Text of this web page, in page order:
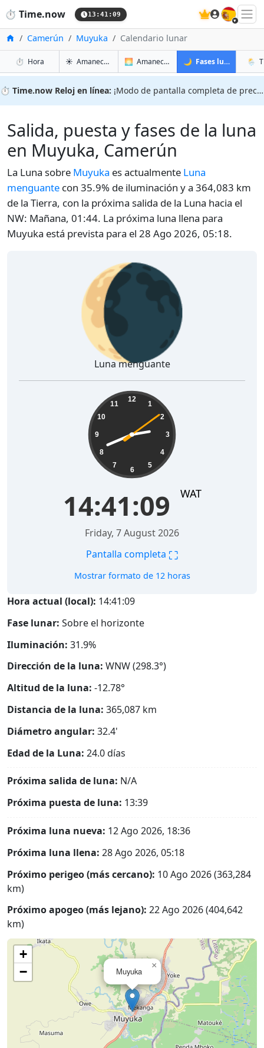
⏱️ Time.now 13:41:10 🇪🇸
InicioCamerún Muyuka Calendario lunar
⏱️ Horaen Muyuka
☀️ Amanecer y atardecer en Muyuka
🌅 Amanecer y atardecer mañana en
🌙 Fases lunares en
🌦️
⏱️ Time.now Reloj en línea: ¡Modo de pantalla completa de precisión!
Salida, puesta y fases de la luna
en Muyuka, Camerún
La Luna sobre Muyuka es actualmente Luna
menguante con 35.9% de iluminación y a 364,083 km
de la Tierra, con la próxima salida de la Luna hacia el
NW: Mañana, 01:44. La próxima luna llena para
Muyuka está prevista para el 28 Ago 2026, 05:18.
🌘
Luna menguante
12
1
2
3
4
5
6
7
8
9
10
11
14:41:10 WAT
Friday, 7 August 2026
Pantalla completa ⛶
Mostrar formato de 12 horas
Hora actual (local): 14:41:10
Fase lunar: Sobre el horizonte
Iluminación: 31.9%
Dirección de la luna: WNW (298.3°)
Altitud de la luna: -12.78°
Distancia de la luna: 365,087 km
Diámetro angular: 32.4'
Edad de la Luna: 24.0 días
Próxima salida de luna: N/A
Próxima puesta de luna: 13:39
Próxima luna nueva: 12 Ago 2026, 18:36
Próxima luna llena: 28 Ago 2026, 05:18
Próximo perigeo (más cercano): 10 Ago 2026 (363,284
km)
Próximo apogeo (más lejano): 22 Ago 2026 (404,642
km)
Muyuka
×
+
−